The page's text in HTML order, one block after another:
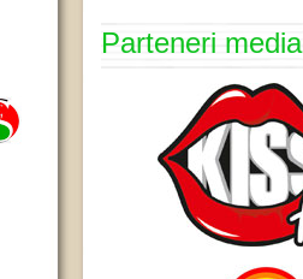
Parteneri media